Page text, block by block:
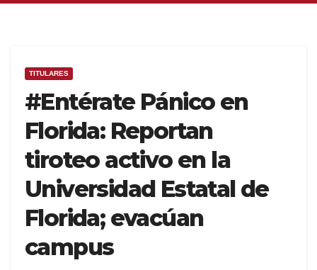
TITULARES
#Entérate Pánico en
Florida: Reportan
tiroteo activo en la
Universidad Estatal de
Florida; evacúan
campus